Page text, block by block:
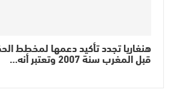
هنغاريا تجدد تأكيد دعمها لمخطط
قبل المغرب سنة 2007 وتعتبر أنه…